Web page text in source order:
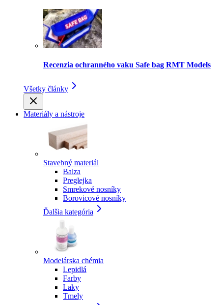
Recenzia ochranného vaku Safe bag RMT Models
Všetky články
Materiály a nástroje
Stavebný materiál
Balza
Preglejka
Smrekové nosníky
Borovicové nosníky
Ďalšia kategória
Modelárska chémia
Lepidlá
Farby
Laky
Tmely